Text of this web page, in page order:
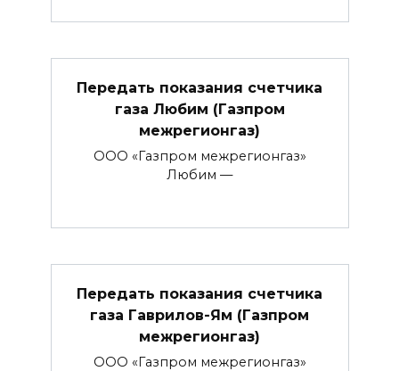
Передать показания счетчика
газа Любим (Газпром
межрегионгаз)
ООО «Газпром межрегионгаз»
Любим —
Передать показания счетчика
газа Гаврилов-Ям (Газпром
межрегионгаз)
ООО «Газпром межрегионгаз»